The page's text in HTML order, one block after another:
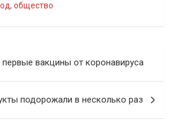
, общество
первые вакцины от коронавируса
подорожали в несколько раз